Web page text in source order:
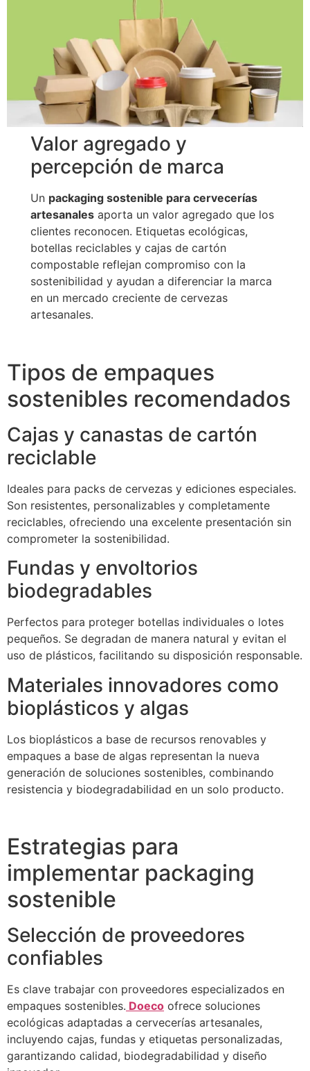
Valor agregado y
percepción de marca
Un packaging sostenible para cervecerías
artesanales aporta un valor agregado que los
clientes reconocen. Etiquetas ecológicas,
botellas reciclables y cajas de cartón
compostable reflejan compromiso con la
sostenibilidad y ayudan a diferenciar la marca
en un mercado creciente de cervezas
artesanales.
Tipos de empaques
sostenibles recomendados
Cajas y canastas de cartón
reciclable
Ideales para packs de cervezas y ediciones especiales.
Son resistentes, personalizables y completamente
reciclables, ofreciendo una excelente presentación sin
comprometer la sostenibilidad.
Fundas y envoltorios
biodegradables
Perfectos para proteger botellas individuales o lotes
pequeños. Se degradan de manera natural y evitan el
uso de plásticos, facilitando su disposición responsable.
Materiales innovadores como
bioplásticos y algas
Los bioplásticos a base de recursos renovables y
empaques a base de algas representan la nueva
generación de soluciones sostenibles, combinando
resistencia y biodegradabilidad en un solo producto.
Estrategias para
implementar packaging
sostenible
Selección de proveedores
confiables
Es clave trabajar con proveedores especializados en
empaques sostenibles. Doeco ofrece soluciones
ecológicas adaptadas a cervecerías artesanales,
incluyendo cajas, fundas y etiquetas personalizadas,
garantizando calidad, biodegradabilidad y diseño